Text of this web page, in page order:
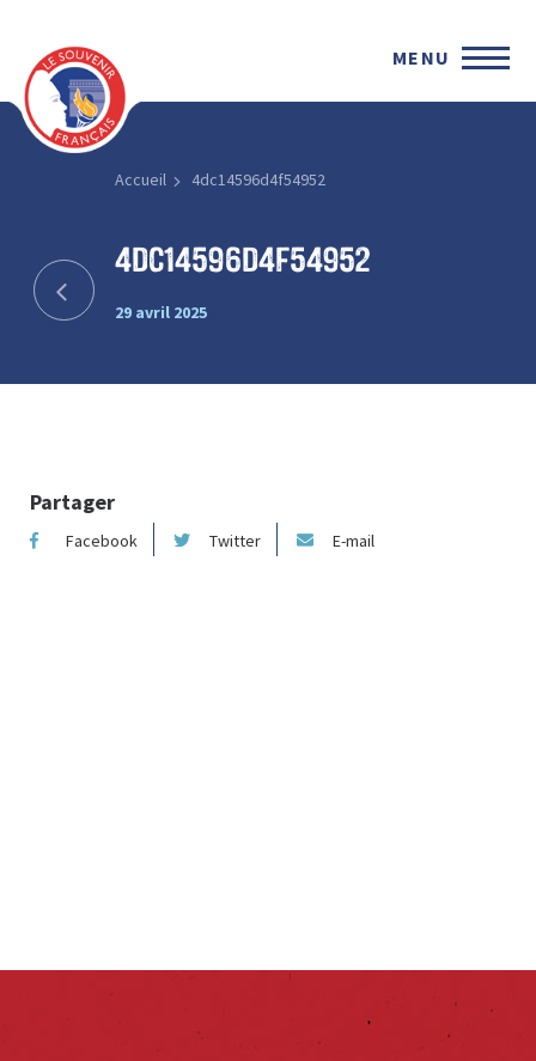
MENU
Accueil 4dc14596d4f54952
4dc14596d4f54952
29 avril 2025
Partager
Facebook Twitter E-mail